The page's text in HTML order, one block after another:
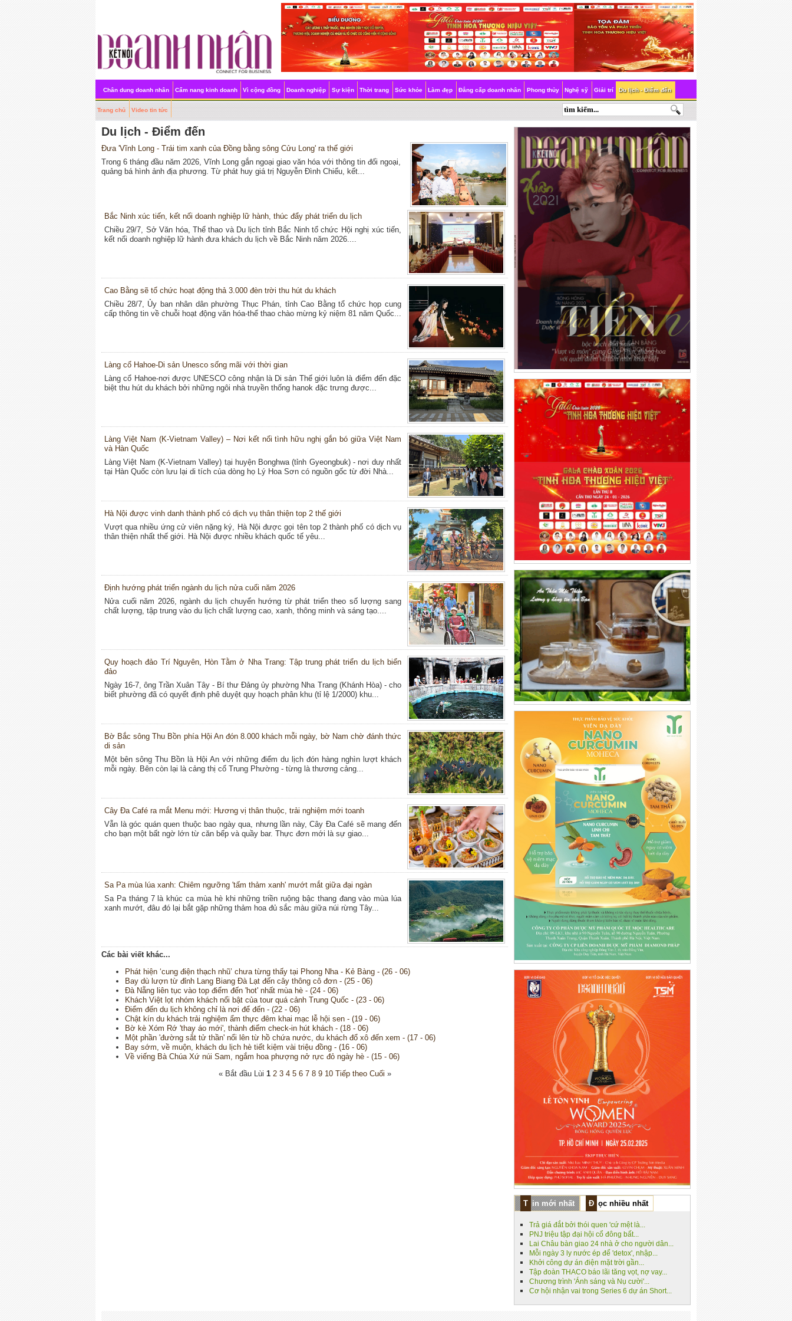
Chân dung doanh nhân Cẩm nang kinh doanh Vì cộng đồng Doanh nghiệp Sự kiện Thời trang Sức khỏe Làm đẹp Đẳng cấp doanh nhân Phong thủy Nghệ sỹ Giải trí Du lịch - Điểm đến
Trang chủ Video tin tức
Du lịch - Điểm đến
Đưa 'Vĩnh Long - Trái tim xanh của Đồng bằng sông Cửu Long' ra thế giới
Trong 6 tháng đầu năm 2026, Vĩnh Long gắn ngoại giao văn hóa với thông tin đối ngoại,
quảng bá hình ảnh địa phương. Từ phát huy giá trị Nguyễn Đình Chiểu, kết...
Bắc Ninh xúc tiến, kết nối doanh nghiệp lữ hành, thúc đẩy phát triển du lịch
Chiều 29/7, Sở Văn hóa, Thể thao và Du lịch tỉnh Bắc Ninh tổ chức Hội nghị xúc tiến,
kết nối doanh nghiệp lữ hành đưa khách du lịch về Bắc Ninh năm 2026....
Cao Bằng sẽ tổ chức hoạt động thả 3.000 đèn trời thu hút du khách
Chiều 28/7, Ủy ban nhân dân phường Thục Phán, tỉnh Cao Bằng tổ chức họp cung
cấp thông tin về chuỗi hoạt động văn hóa-thể thao chào mừng kỷ niệm 81 năm Quốc...
Làng cổ Hahoe-Di sản Unesco sống mãi với thời gian
Làng cổ Hahoe-nơi được UNESCO công nhận là Di sản Thế giới luôn là điểm đến đặc
biệt thu hút du khách bởi những ngôi nhà truyền thống hanok đặc trưng được...
Làng Việt Nam (K-Vietnam Valley) – Nơi kết nối tình hữu nghị gắn bó giữa Việt Nam
và Hàn Quốc
Làng Việt Nam (K-Vietnam Valley) tại huyện Bonghwa (tỉnh Gyeongbuk) - nơi duy nhất
tại Hàn Quốc còn lưu lại di tích của dòng họ Lý Hoa Sơn có nguồn gốc từ đời Nhà...
Hà Nội được vinh danh thành phố có dịch vụ thân thiện top 2 thế giới
Vượt qua nhiều ứng cử viên nặng ký, Hà Nội được gọi tên top 2 thành phố có dịch vụ
thân thiện nhất thế giới. Hà Nội được nhiều khách quốc tế yêu...
Định hướng phát triển ngành du lịch nửa cuối năm 2026
Nửa cuối năm 2026, ngành du lịch chuyển hướng từ phát triển theo số lượng sang
chất lượng, tập trung vào du lịch chất lượng cao, xanh, thông minh và sáng tạo....
Quy hoạch đảo Trí Nguyên, Hòn Tằm ở Nha Trang: Tập trung phát triển du lịch biển
đảo
Ngày 16-7, ông Trần Xuân Tây - Bí thư Đảng ủy phường Nha Trang (Khánh Hòa) - cho
biết phường đã có quyết định phê duyệt quy hoạch phân khu (tỉ lệ 1/2000) khu...
Bờ Bắc sông Thu Bồn phía Hội An đón 8.000 khách mỗi ngày, bờ Nam chờ đánh thức
di sản
Một bên sông Thu Bồn là Hội An với những điểm du lịch đón hàng nghìn lượt khách
mỗi ngày. Bên còn lại là cảng thị cổ Trung Phường - từng là thương cảng...
Cây Đa Café ra mắt Menu mới: Hương vị thân thuộc, trải nghiệm mới toanh
Vẫn là góc quán quen thuộc bao ngày qua, nhưng lần này, Cây Đa Café sẽ mang đến
cho bạn một bất ngờ lớn từ căn bếp và quầy bar. Thực đơn mới là sự giao...
Sa Pa mùa lúa xanh: Chiêm ngưỡng 'tấm thảm xanh' mướt mắt giữa đại ngàn
Sa Pa tháng 7 là khúc ca mùa hè khi những triền ruộng bậc thang đang vào mùa lúa
xanh mướt, đâu đó lại bắt gặp những thảm hoa đủ sắc màu giữa núi rừng Tây...
Các bài viết khác...
Phát hiện ‘cung điện thạch nhũ’ chưa từng thấy tại Phong Nha - Kẻ Bàng - (26 - 06)
Bay dù lượn từ đỉnh Lang Biang Đà Lạt đến cây thông cô đơn - (25 - 06)
Đà Nẵng liên tục vào top điểm đến 'hot' nhất mùa hè - (24 - 06)
Khách Việt lọt nhóm khách nổi bật của tour quá cảnh Trung Quốc - (23 - 06)
Điểm đến du lịch không chỉ là nơi để đến - (22 - 06)
Chật kín du khách trải nghiệm ẩm thực đêm khai mạc lễ hội sen - (19 - 06)
Bờ kè Xóm Rớ 'thay áo mới', thành điểm check-in hút khách - (18 - 06)
Một phần 'đường sắt tử thần' nổi lên từ hồ chứa nước, du khách đổ xô đến xem - (17 - 06)
Bay sớm, về muộn, khách du lịch hè tiết kiệm vài triệu đồng - (16 - 06)
Về viếng Bà Chúa Xứ núi Sam, ngắm hoa phượng nở rực đỏ ngày hè - (15 - 06)
« Bắt đầu Lùi 1 2 3 4 5 6 7 8 9 10 Tiếp theo Cuối »
Tin mới nhất Đọc nhiều nhất
Trả giá đắt bởi thói quen 'cứ mệt là...
PNJ triệu tập đại hội cổ đông bất...
Lai Châu bàn giao 24 nhà ở cho người dân...
Mỗi ngày 3 ly nước ép để 'detox', nhập...
Khởi công dự án điện mặt trời gần...
Tập đoàn THACO báo lãi tăng vọt, nợ vay...
Chương trình 'Ánh sáng và Nụ cười'...
Cơ hội nhận vai trong Series 6 dự án Short...